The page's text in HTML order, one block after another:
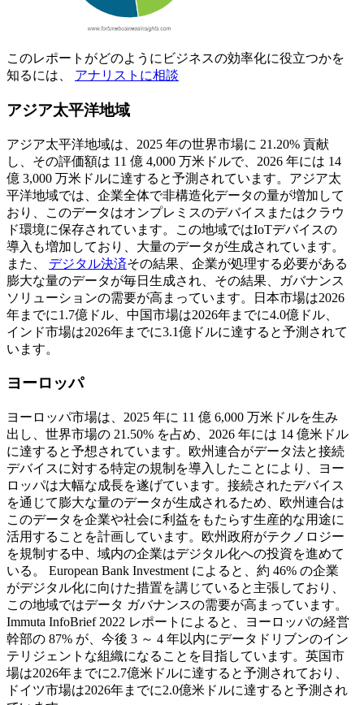
このレポートがどのようにビジネスの効率化に役立つかを
知るには、 アナリストに相談
アジア太平洋地域
アジア太平洋地域は、2025 年の世界市場に 21.20% 貢献
し、その評価額は 11 億 4,000 万米ドルで、2026 年には 14
億 3,000 万米ドルに達すると予測されています。アジア太
平洋地域では、企業全体で非構造化データの量が増加して
おり、このデータはオンプレミスのデバイスまたはクラウ
ド環境に保存されています。この地域ではIoTデバイスの
導入も増加しており、大量のデータが生成されています。
また、 デジタル決済その結果、企業が処理する必要がある
膨大な量のデータが毎日生成され、その結果、ガバナンス
ソリューションの需要が高まっています。日本市場は2026
年までに1.7億ドル、中国市場は2026年までに4.0億ドル、
インド市場は2026年までに3.1億ドルに達すると予測されて
います。
ヨーロッパ
ヨーロッパ市場は、2025 年に 11 億 6,000 万米ドルを生み
出し、世界市場の 21.50% を占め、2026 年には 14 億米ドル
に達すると予想されています。欧州連合がデータ法と接続
デバイスに対する特定の規制を導入したことにより、ヨー
ロッパは大幅な成長を遂げています。接続されたデバイス
を通じて膨大な量のデータが生成されるため、欧州連合は
このデータを企業や社会に利益をもたらす生産的な用途に
活用することを計画しています。欧州政府がテクノロジー
を規制する中、域内の企業はデジタル化への投資を進めて
いる。 European Bank Investment によると、約 46% の企業
がデジタル化に向けた措置を講じていると主張しており、
この地域ではデータ ガバナンスの需要が高まっています。
Immuta InfoBrief 2022 レポートによると、ヨーロッパの経営
幹部の 87% が、今後 3 ～ 4 年以内にデータドリブンのイン
テリジェントな組織になることを目指しています。英国市
場は2026年までに2.7億米ドルに達すると予測されており、
ドイツ市場は2026年までに2.0億米ドルに達すると予測され